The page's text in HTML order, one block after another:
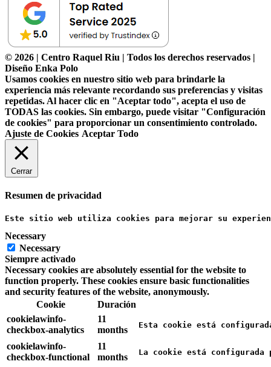
© 2026 | Centro Raquel Riu | Todos los derechos reservados |
Diseño Enka Polo
Usamos cookies en nuestro sitio web para brindarle la
experiencia más relevante recordando sus preferencias y visitas
repetidas. Al hacer clic en "Aceptar todo", acepta el uso de
TODAS las cookies. Sin embargo, puede visitar "Configuración
de cookies" para proporcionar un consentimiento controlado.
Ajuste de Cookies Aceptar Todo
Cerrar
Resumen de privacidad
Este sitio web utiliza cookies para mejorar su
Necessary
Necessary
Siempre activado
Necessary cookies are absolutely essential for the website to
function properly. These cookies ensure basic functionalities
and security features of the website, anonymously.
Cookie
Duración
cookielawinfo-
checkbox-analytics
11
months
Esta cookie está
cookielawinfo-
checkbox-functional
11
months
La cookie está